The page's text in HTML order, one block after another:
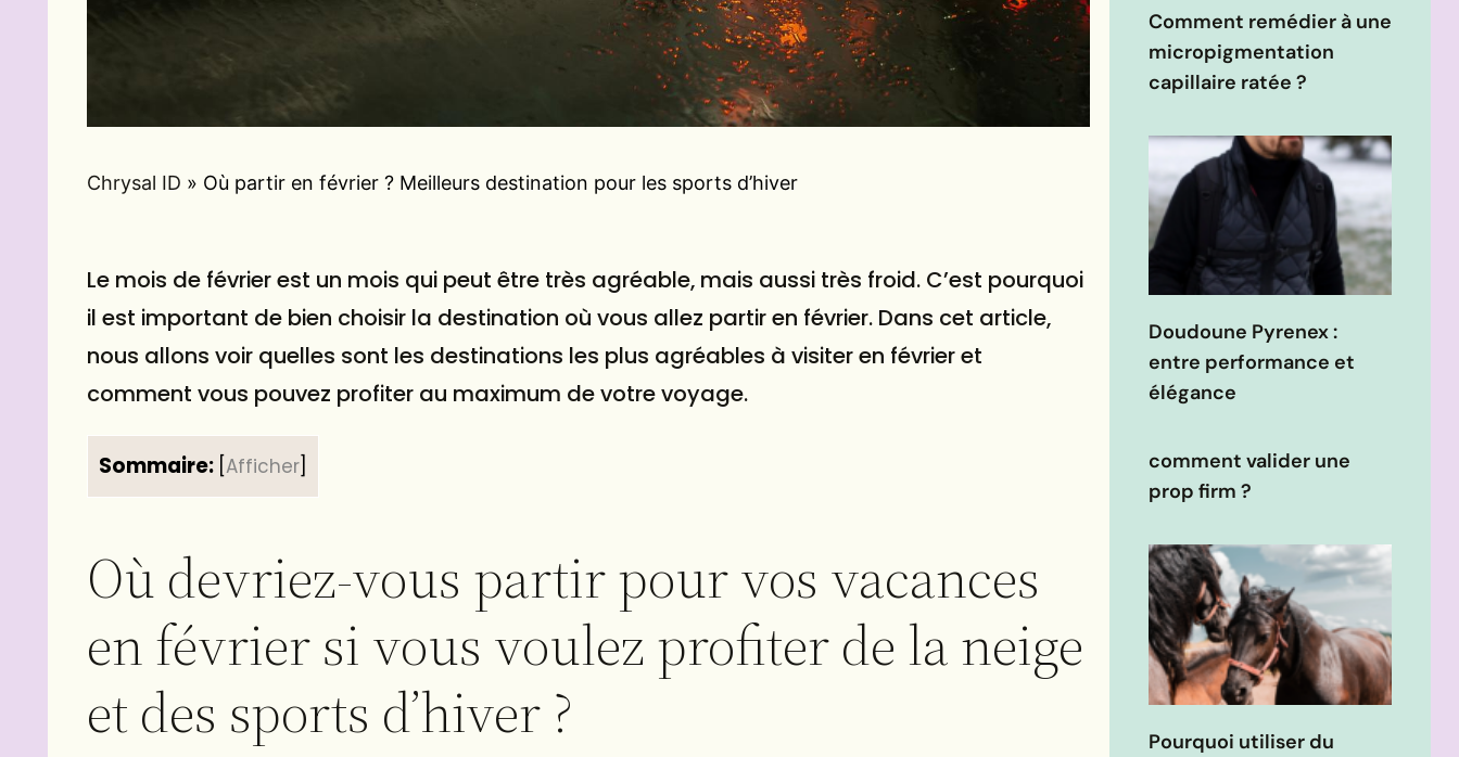
Chrysal ID » Où partir en février ? Meilleurs destination pour les sports d’hiver
Le mois de février est un mois qui peut être très agréable, mais aussi très froid. C’est pourquoi
il est important de bien choisir la destination où vous allez partir en février. Dans cet article,
nous allons voir quelles sont les destinations les plus agréables à visiter en février et
comment vous pouvez profiter au maximum de votre voyage.
Sommaire: Afficher
Où devriez-vous partir pour vos vacances
en février si vous voulez profiter de la neige
et des sports d’hiver ?
Comment remédier à une
micropigmentation
capillaire ratée ?
Doudoune Pyrenex :
entre performance et
élégance
comment valider une
prop firm ?
Pourquoi utiliser du